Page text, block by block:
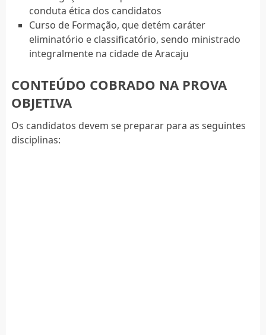
conduta ética dos candidatos
Curso de Formação, que detém caráter
eliminatório e classificatório, sendo ministrado
integralmente na cidade de Aracaju
CONTEÚDO COBRADO NA PROVA
OBJETIVA
Os candidatos devem se preparar para as seguintes
disciplinas: